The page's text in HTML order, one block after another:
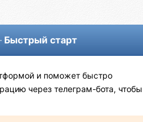
Быстрый старт
и поможет быстро
через телеграм-бота, чтобы